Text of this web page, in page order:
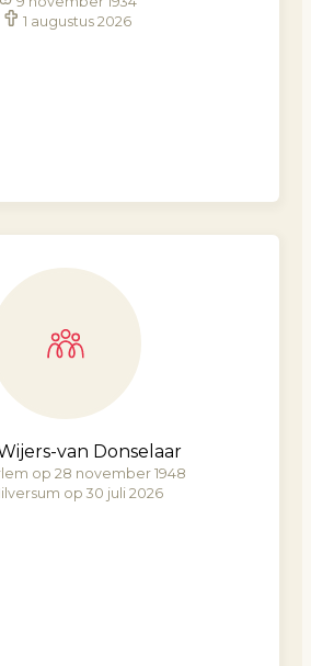
1 augustus 2026
van Donselaar
op 28 november 1948
op 30 juli 2026